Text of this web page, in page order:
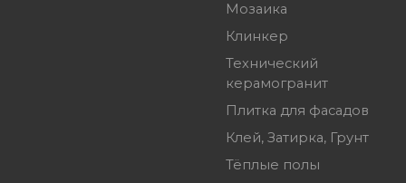
Мозаика
Клинкер
Технический
керамогранит
Плитка для фасадов
Клей, Затирка, Грунт
Тёплые полы